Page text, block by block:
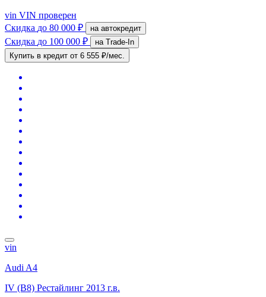
vin VIN проверен
Скидка до 80 000 ₽ на автокредит
Скидка до 100 000 ₽
на Trade-In
Купить в кредит от 6 555 ₽/мес.
vin
Audi A4
IV (B8) Рестайлинг 2013 г.в.